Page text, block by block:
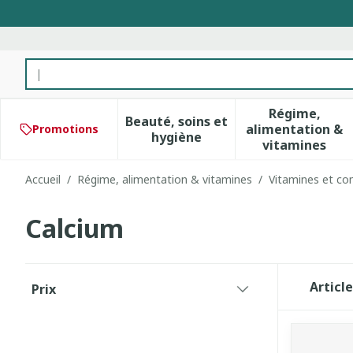
Rechercher
Promotions
Beauté, soins et
hygièneAfficher le sous-menu pour
Régime,
alimentation &
vitamines
Afficher
Accueil / Régime, alimentation & vitamines / Vitamines et
Calcium
Prix